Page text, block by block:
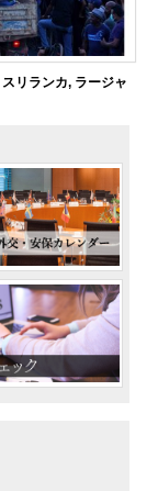
スリランカ, ラージャ